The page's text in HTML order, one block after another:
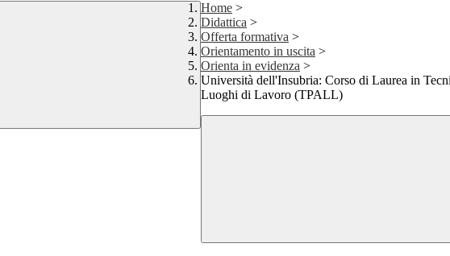
Home >
Didattica >
Offerta formativa >
Orientamento in uscita >
Orienta in evidenza >
Università dell'Insubria: Corso di Laurea in
Luoghi di Lavoro (TPALL)